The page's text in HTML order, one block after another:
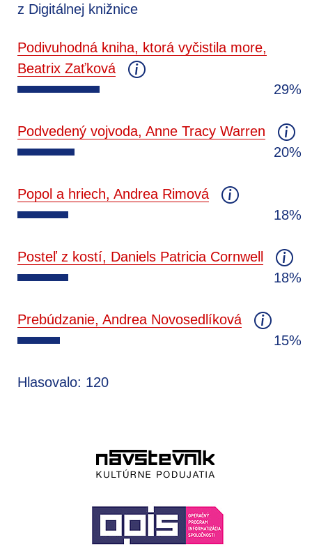
z Digitálnej knižnice
Podivuhodná kniha, ktorá vyčistila more,
Beatrix Zaťková
29%
Podvedený vojvoda, Anne Tracy Warren
20%
Popol a hriech, Andrea Rimová
18%
Posteľ z kostí, Daniels Patricia Cornwell
18%
Prebúdzanie, Andrea Novosedlíková
15%
Hlasovalo: 120